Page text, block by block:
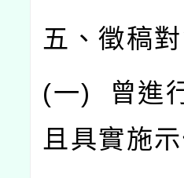
五、徵稿對
(一)
曾進
且具實施